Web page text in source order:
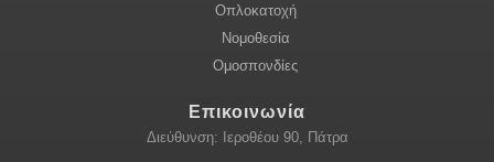
Οπλοκατοχή
Νομοθεσία
Ομοσπονδίες
Επικοινωνία
Διεύθυνση: Ιεροθέου 90, Πάτρα